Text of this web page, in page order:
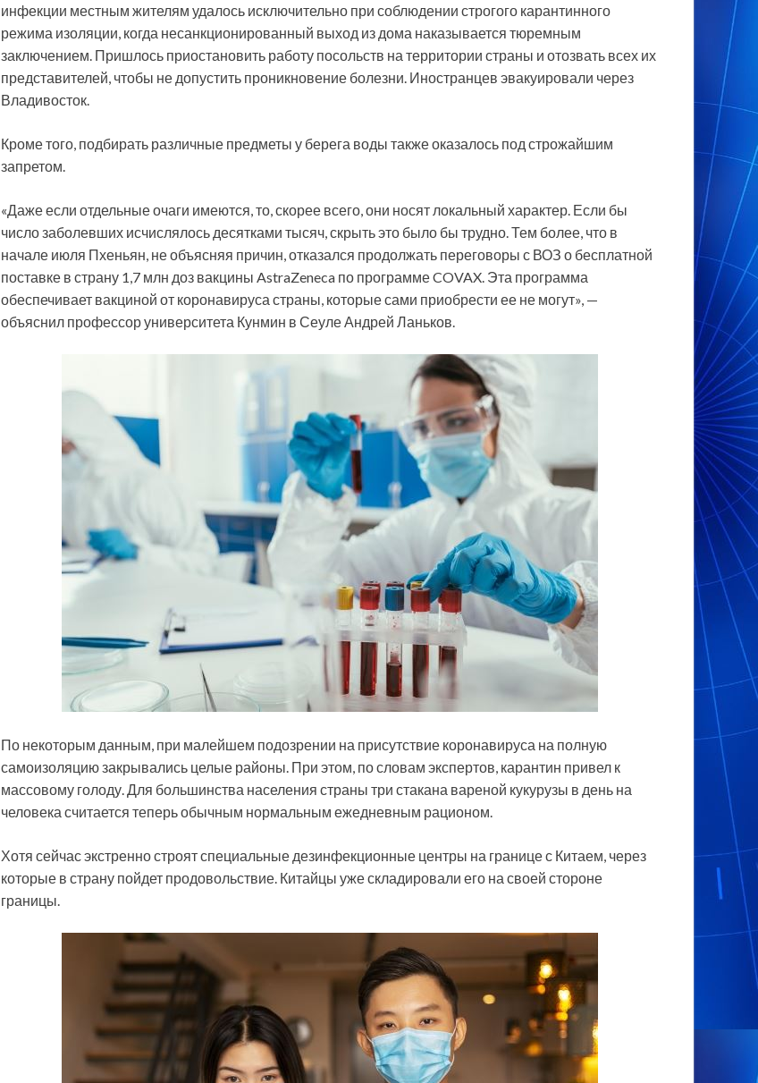
инфекции местным жителям удалось исключительно при соблюдении строгого карантинного
режима изоляции, когда несанкционированный выход из дома наказывается тюремным
заключением. Пришлось приостановить работу посольств на территории страны и отозвать всех их
представителей, чтобы не допустить проникновение болезни. Иностранцев эвакуировали через
Владивосток.
Кроме того, подбирать различные предметы у берега воды также оказалось под строжайшим
запретом.
«Даже если отдельные очаги имеются, то, скорее всего, они носят локальный характер. Если бы
число заболевших исчислялось десятками тысяч, скрыть это было бы трудно. Тем более, что в
начале июля Пхеньян, не объясняя причин, отказался продолжать переговоры с ВОЗ о бесплатной
поставке в страну 1,7 млн доз вакцины AstraZeneca по программе COVAX. Эта программа
обеспечивает вакциной от коронавируса страны, которые сами приобрести ее не могут», —
объяснил профессор университета Кунмин в Сеуле Андрей Ланьков.
По некоторым данным, при малейшем подозрении на присутствие коронавируса на полную
самоизоляцию закрывались целые районы. При этом, по словам экспертов, карантин привел к
массовому голоду. Для большинства населения страны три стакана вареной кукурузы в день на
человека считается теперь обычным нормальным ежедневным рационом.
Хотя сейчас экстренно строят специальные дезинфекционные центры на границе с Китаем, через
которые в страну пойдет продовольствие. Китайцы уже складировали его на своей стороне
границы.